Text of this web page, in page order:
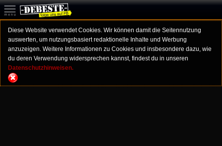
Diese Website verwendet Cookies. Wir können damit die Seitennutzung
auswerten, um nutzungsbasiert redaktionelle Inhalte und Werbung
anzuzeigen. Weitere Informationen zu Cookies und insbesondere dazu, wie
du deren Verwendung widersprechen kannst, findest du in unseren
Datenschutzhinweisen.